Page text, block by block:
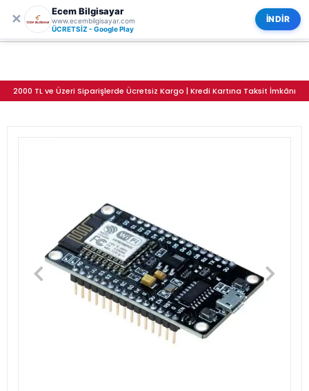
✕
Ecem Bilgisayar
www.ecembilgisayar.com
ÜCRETSİZ - Google Play
İNDİR
2000 TL ve Üzeri Siparişlerde Ücretsiz Kargo | Kredi Kartına Taksit İmkânı
0
ECEM BİLGİSAYAR
Kategoriler